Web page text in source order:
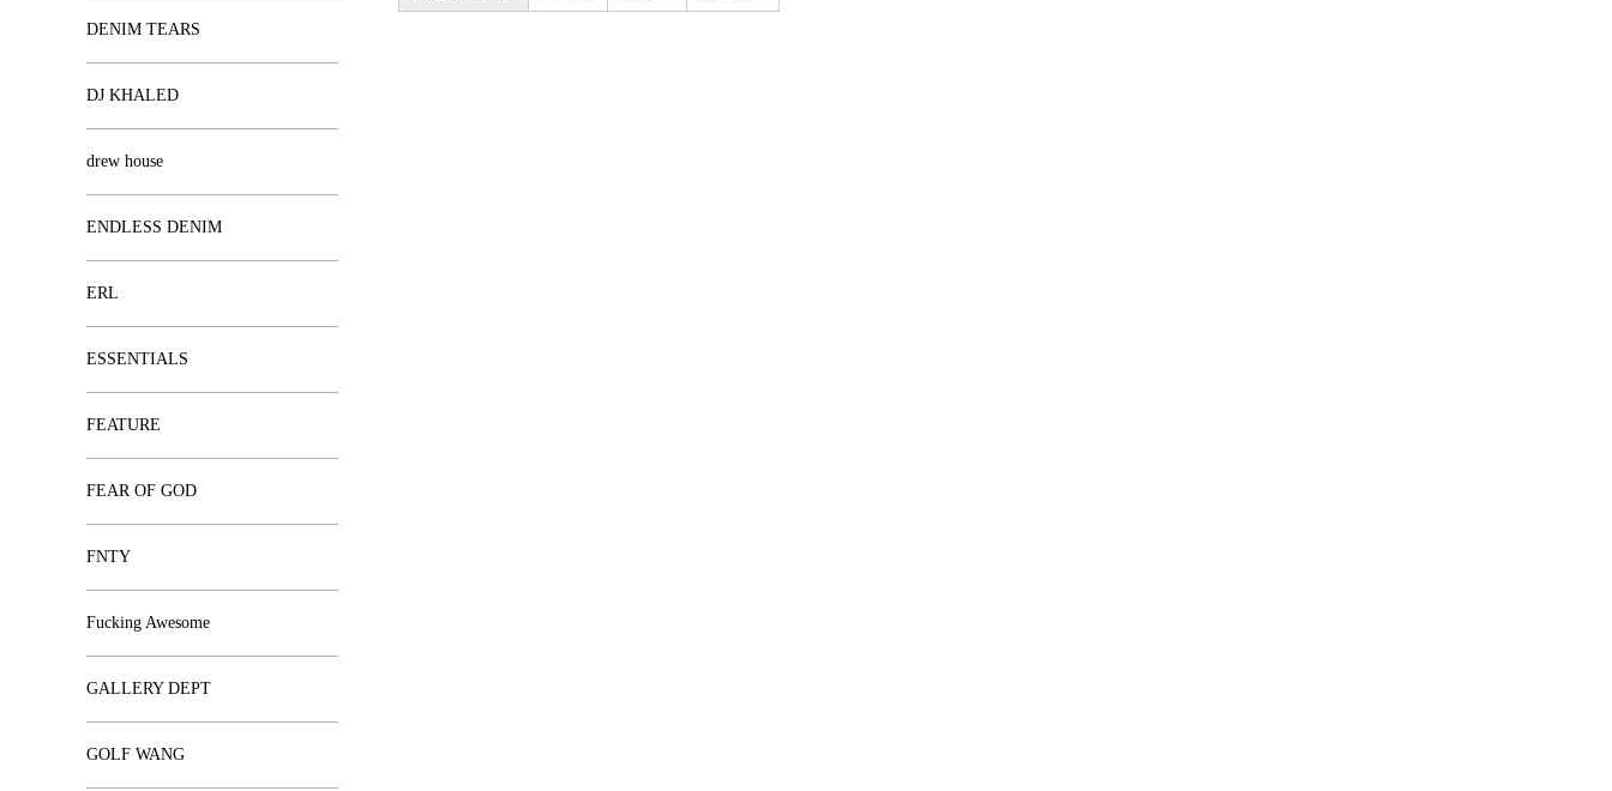
DENIM TEARS
DJ KHALED
drew house
ENDLESS DENIM
ERL
ESSENTIALS
FEATURE
FEAR OF GOD
FNTY
Fucking Awesome
GALLERY DEPT
GOLF WANG